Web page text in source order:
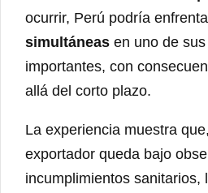
ocurrir, Perú podría
simultáneas en uno de
importantes, con
allá del corto plazo.
La experiencia muestra
exportador queda bajo
incumplimientos sanitarios,